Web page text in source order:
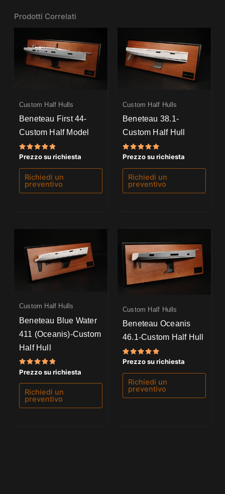
Prodotti Correlati
Custom Half Hulls
Beneteau First 44-
Custom Half Model
Valutato
su 5
Prezzo su richiesta
Richiedi un
preventivo
Custom Half Hulls
Beneteau 38.1-
Custom Half Hull
Valutato
su 5
Prezzo su richiesta
Richiedi un
preventivo
Custom Half Hulls
Beneteau Blue Water
411 (Oceanis)-Custom
Half Hull
Valutato
5.00
su 5
Prezzo su richiesta
Richiedi un
preventivo
Custom Half Hulls
Beneteau Oceanis
46.1-Custom Half Hull
Valutato
su 5
Prezzo su richiesta
Richiedi un
preventivo